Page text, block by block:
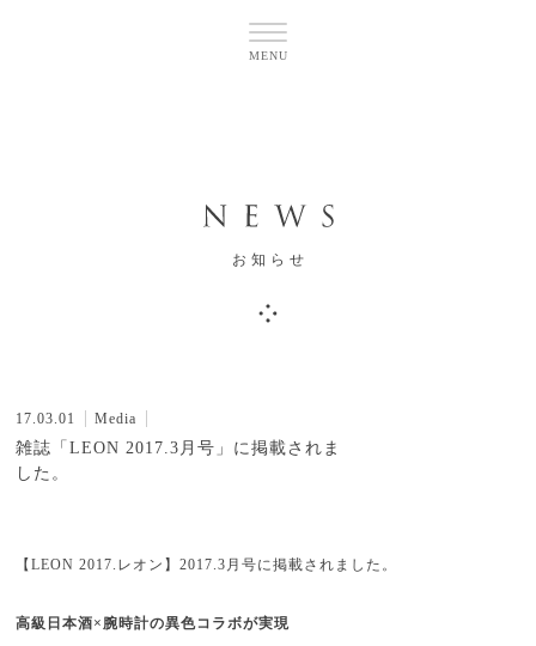
お知らせ
17.03.01 Media
雑誌「LEON 2017.3月号」に掲載されま
した。
【LEON 2017.レオン】2017.3月号に掲載されました。
高級日本酒×腕時計の異色コラボが実現